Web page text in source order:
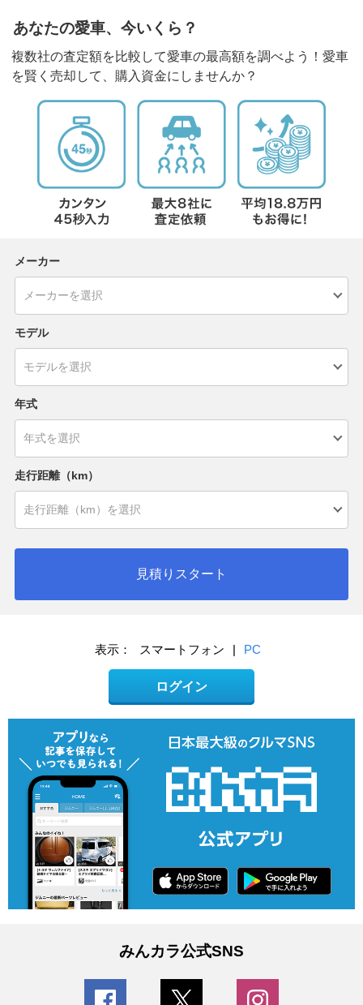
あなたの愛車、今いくら？
複数社の査定額を比較して愛車の最高額を調べよう！愛車
を賢く売却して、購入資金にしませんか？
メーカー
モデル
年式
走行距離（km）
見積りスタート
表示： スマートフォン | PC
ログイン
みんカラ公式SNS